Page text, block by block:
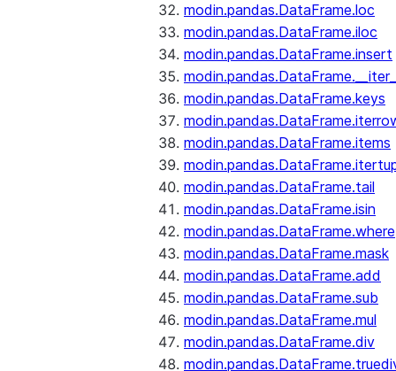
modin.pandas.DataFrame.loc
modin.pandas.DataFrame.iloc
modin.pandas.DataFrame.insert
modin.pandas.DataFrame.keys
modin.pandas.DataFrame.items
modin.pandas.DataFrame.tail
modin.pandas.DataFrame.isin
modin.pandas.DataFrame.where
modin.pandas.DataFrame.mask
modin.pandas.DataFrame.add
modin.pandas.DataFrame.sub
modin.pandas.DataFrame.mul
modin.pandas.DataFrame.div